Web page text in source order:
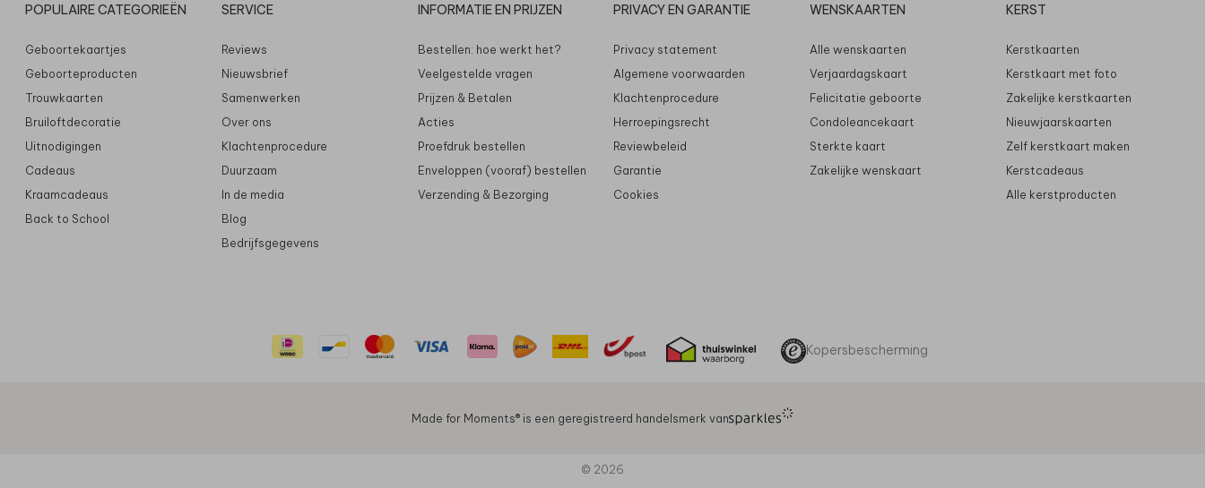
POPULAIRE CATEGORIEËN
Geboortekaartjes
Geboorteproducten
Trouwkaarten
Bruiloftdecoratie
Uitnodigingen
Cadeaus
Kraamcadeaus
Back to School
SERVICE
Reviews
Nieuwsbrief
Samenwerken
Over ons
Klachtenprocedure
Duurzaam
In de media
Blog
Bedrijfsgegevens
INFORMATIE EN PRIJZEN
Bestellen: hoe werkt het?
Veelgestelde vragen
Prijzen & Betalen
Acties
Proefdruk bestellen
Enveloppen (vooraf) bestellen
Verzending & Bezorging
PRIVACY EN GARANTIE
Privacy statement
Algemene voorwaarden
Klachtenprocedure
Herroepingsrecht
Reviewbeleid
Garantie
Cookies
WENSKAARTEN
Alle wenskaarten
Verjaardagskaart
Felicitatie geboorte
Condoleancekaart
Sterkte kaart
Zakelijke wenskaart
KERST
Kerstkaarten
Kerstkaart met foto
Zakelijke kerstkaarten
Nieuwjaarskaarten
Zelf kerstkaart maken
Kerstcadeaus
Alle kerstproducten
Kopersbescherming
Made for Moments®️ is een geregistreerd handelsmerk van
© 2026